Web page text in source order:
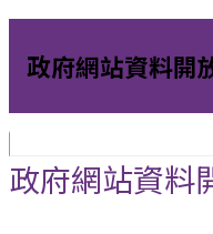
政府網站資料開
政府網站資料